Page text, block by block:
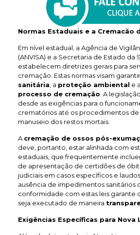
Normas Estaduais e a Cremacão
Em nível estadual, a Agência de
(ANVISA) e a Secretaria de Estado da
estabelecem diretrizes gerais para
cremação. Estas normas visam
sanitária , a proteção ambiental e a
processo de cremação . A
desde as exigências para o
crematórios até os procedimentos
manuseio dos restos mortais.
A cremação de ossos pós-
deve, portanto, estar alinhada com
estaduais, que frequentemente
de apresentação de certidões de
judiciais em casos específicos e
ausência de impedimentos sanitários
conformidade com estas leis garante
seja executado de maneira
Exigências Específicas para Nova